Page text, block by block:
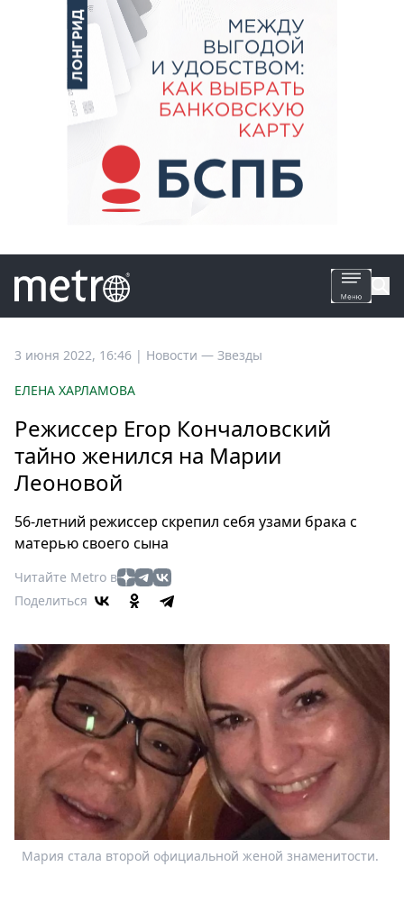
Все
Россия
Мир
Здоровье
Туризм
Мода
Театр
Кино
Книги
Выставки
Пресс-
релизы
О
Metro
Стримы
Спецпроекты
Звезды
3 июня 2022, 16:46 | Новости — Звезды
ЕЛЕНА ХАРЛАМОВА
Режиссер Егор Кончаловский
тайно женился на Марии
Леоновой
56-летний режиссер скрепил себя узами брака с
матерью своего сына
Читайте Metro в
Поделиться
Мария стала второй официальной женой знаменитости.